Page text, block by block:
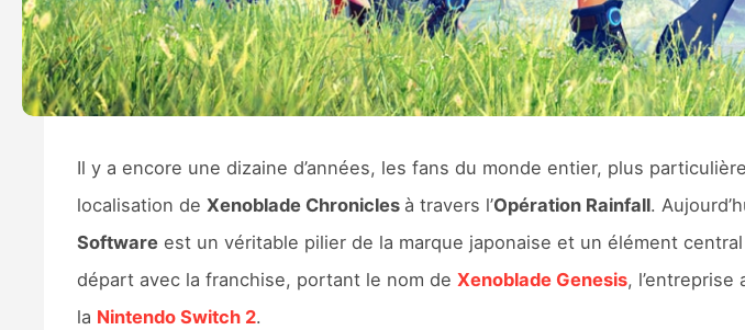
Il y a encore une dizaine d’années, les fans du monde entier, plus
localisation de Xenoblade Chronicles à travers l’Opération Rainfall.
Softwareest un véritable pilier de la marque japonaise et un élément central
départ avec la franchise, portant le nom de Xenoblade Genesis, l’entreprise
la Nintendo Switch 2.